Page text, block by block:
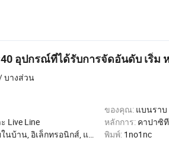
อุปกรณ์ที่ได้รับการจัดอันดับ เริ่
บางส่วน
ของคุณ: แบนราบ
Live Line หลักการ: คาปาซิ
งสว่าง, อุตสาหกรรม, อพาร์ทเมนท์ / วิลล่า, โรงแรม, การค้า, หน้าแรก พิมพ์: 1no1nc